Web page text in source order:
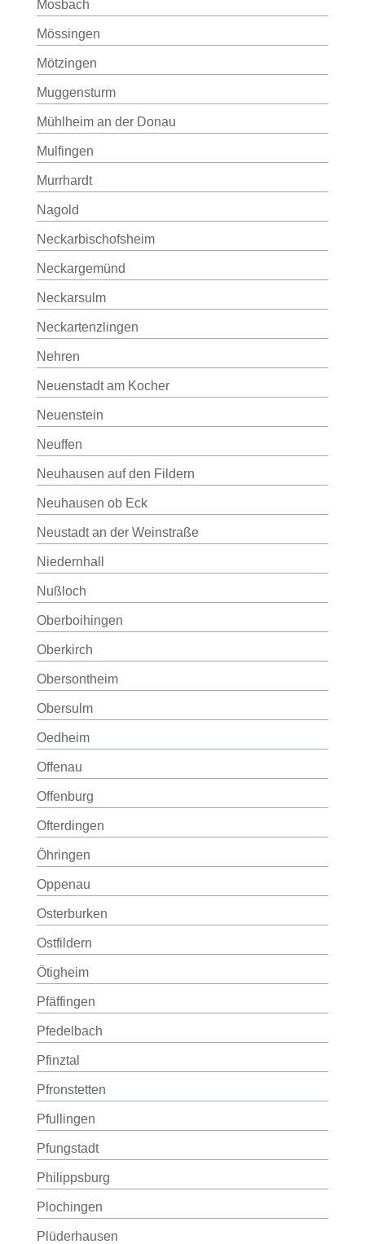
Mosbach
Mössingen
Mötzingen
Muggensturm
Mühlheim an der Donau
Mulfingen
Murrhardt
Nagold
Neckarbischofsheim
Neckargemünd
Neckarsulm
Neckartenzlingen
Nehren
Neuenstadt am Kocher
Neuenstein
Neuffen
Neuhausen auf den Fildern
Neuhausen ob Eck
Neustadt an der Weinstraße
Niedernhall
Nußloch
Oberboihingen
Oberkirch
Obersontheim
Obersulm
Oedheim
Offenau
Offenburg
Ofterdingen
Öhringen
Oppenau
Osterburken
Ostfildern
Ötigheim
Pfäffingen
Pfedelbach
Pfinztal
Pfronstetten
Pfullingen
Pfungstadt
Philippsburg
Plochingen
Plüderhausen